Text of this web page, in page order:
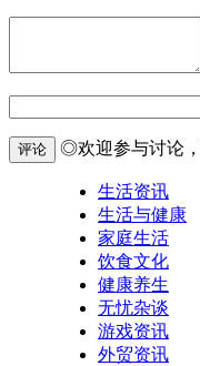
评论 ◎欢迎参与讨论，
生活资讯
生活与健康
家庭生活
饮食文化
健康养生
无忧杂谈
游戏资讯
外贸资讯